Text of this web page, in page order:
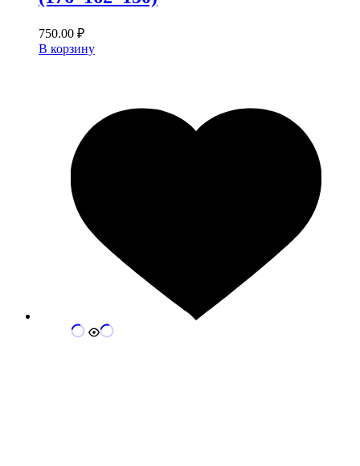
750.00 ₽
В корзину